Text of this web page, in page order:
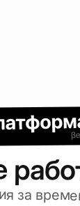
за